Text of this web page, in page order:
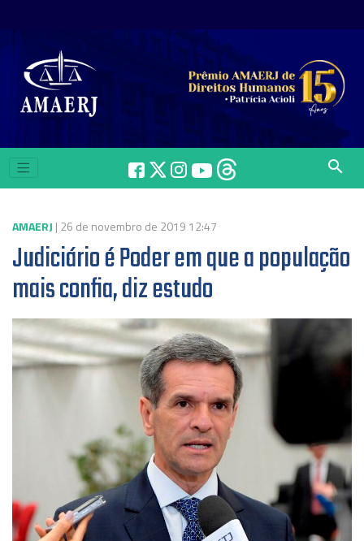
search
AMAERJ | 26 de novembro de 2019 12:47
Judiciário é Poder em que a população
mais confia, diz estudo